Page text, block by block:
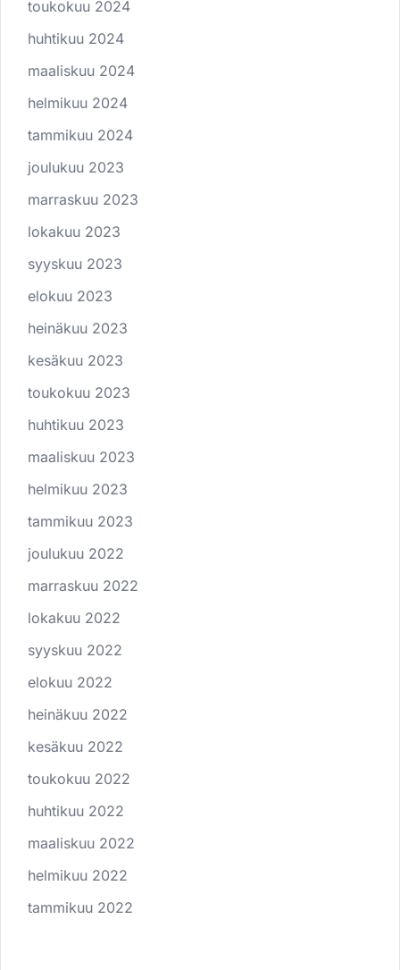
toukokuu 2024
huhtikuu 2024
maaliskuu 2024
helmikuu 2024
tammikuu 2024
joulukuu 2023
marraskuu 2023
lokakuu 2023
syyskuu 2023
elokuu 2023
heinäkuu 2023
kesäkuu 2023
toukokuu 2023
huhtikuu 2023
maaliskuu 2023
helmikuu 2023
tammikuu 2023
joulukuu 2022
marraskuu 2022
lokakuu 2022
syyskuu 2022
elokuu 2022
heinäkuu 2022
kesäkuu 2022
toukokuu 2022
huhtikuu 2022
maaliskuu 2022
helmikuu 2022
tammikuu 2022